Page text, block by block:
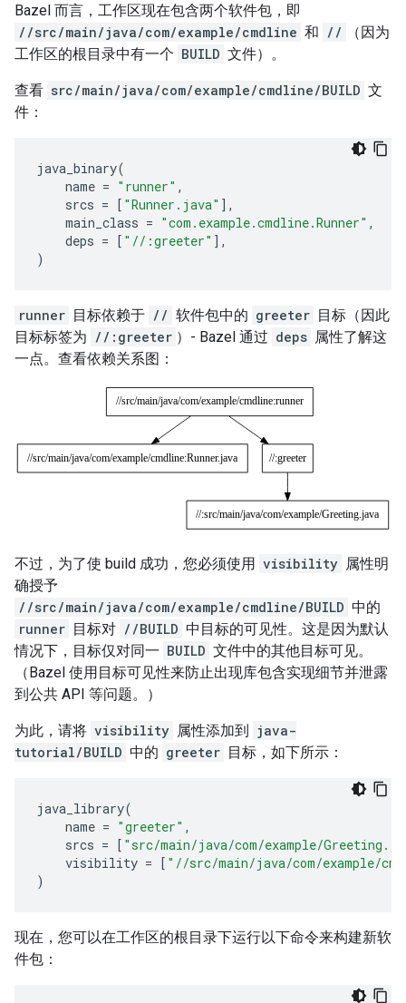
Bazel 而言，工作区现在包含两个软件包，即
//src/main/java/com/example/cmdline 和 //
（因为
工作区的根目录中有一个 BUILD 文件）。
查看 src/main/java/com/example/cmdline/BUILD 文
件：
java_binary(
name = "runner" ,
srcs = [ "Runner.java" ],
main_class = "com.example.cmdline.Runner" ,
deps = [ "//:greeter" ],
)
runner 目标依赖于 // 软件包中的 greeter 目标（因此
目标标签为 //:greeter ）- Bazel 通过 deps 属性了解这
一点。查看依赖关系图：
不过，为了使 build 成功，您必须使用 visibility 属性明
确授予
//src/main/java/com/example/cmdline/BUILD 中的
runner 目标对 //BUILD 中目标的可见性。这是因为默认
情况下，目标仅对同一 BUILD 文件中的其他目标可见。
（Bazel 使用目标可见性来防止出现库包含实现细节并泄露
到公共 API 等问题。）
为此，请将 visibility 属性添加到 java-
tutorial/BUILD 中的 greeter 目标，如下所示：
java_library(
name = "greeter" ,
srcs = [ "src/main/java/com/example/
visibility = [ "//src/main/java/com/example/
)
现在，您可以在工作区的根目录下运行以下命令来构建新软
件包：